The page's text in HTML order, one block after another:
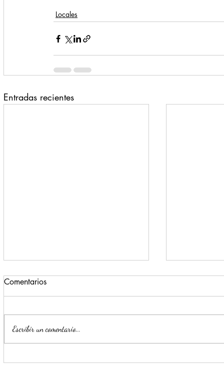
Locales
Entradas recientes
Monterrey registra un 72% de
Escobedo
Comentarios
Escribir un comentario...